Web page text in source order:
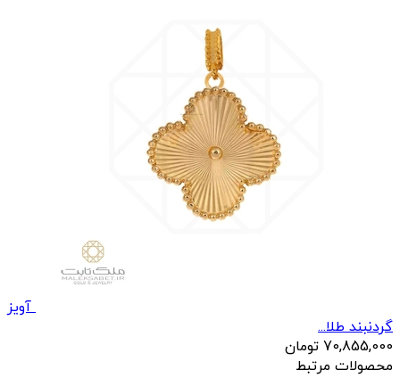
آویز
گردنبند طلا...
70,855,000 تومان
محصولات مرتبط